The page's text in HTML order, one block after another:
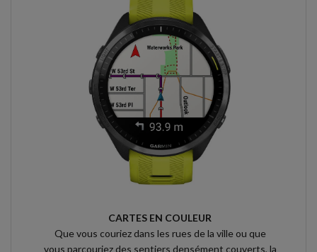
CARTES EN COULEUR
Que vous couriez dans les rues de la ville ou que
vous parcouriez des sentiers densément couverts, la